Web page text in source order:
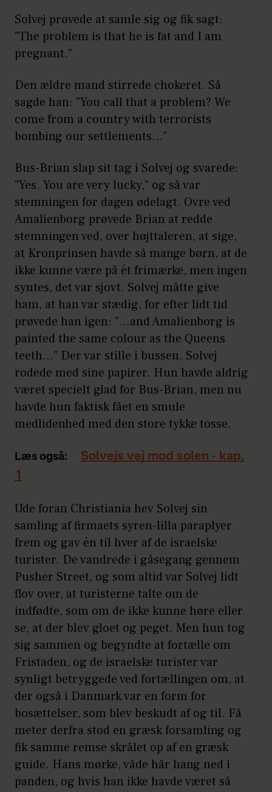
Solvej prøvede at samle sig og fik sagt:
”The problem is that he is fat and I am
pregnant.”
Den ældre mand stirrede chokeret. Så
sagde han: ”You call that a problem? We
come from a country with terrorists
bombing our settlements…”
Bus-Brian slap sit tag i Solvej og svarede:
”Yes. You are very lucky,” og så var
stemningen for dagen ødelagt. Ovre ved
Amalienborg prøvede Brian at redde
stemningen ved, over højttaleren, at sige,
at Kronprinsen havde så mange børn, at de
ikke kunne være på ét frimærke, men ingen
syntes, det var sjovt. Solvej måtte give
ham, at han var stædig, for efter lidt tid
prøvede han igen: ”…and Amalienborg is
painted the same colour as the Queens
teeth…” Der var stille i bussen. Solvej
rodede med sine papirer. Hun havde aldrig
været specielt glad for Bus-Brian, men nu
havde hun faktisk fået en smule
medlidenhed med den store tykke tosse.
Læs også:
Solvejs vej mod solen - kap.
1
Ude foran Christiania hev Solvej sin
samling af firmaets syren-lilla paraplyer
frem og gav én til hver af de israelske
turister. De vandrede i gåsegang gennem
Pusher Street, og som altid var Solvej lidt
flov over, at turisterne talte om de
indfødte, som om de ikke kunne høre eller
se, at der blev gloet og peget. Men hun tog
sig sammen og begyndte at fortælle om
Fristaden, og de israelske turister var
synligt betryggede ved fortællingen om, at
der også i Danmark var en form for
bosættelser, som blev beskudt af og til. Få
meter derfra stod en græsk forsamling og
fik samme remse skrålet op af en græsk
guide. Hans mørke, våde hår hang ned i
panden, og hvis han ikke havde været så